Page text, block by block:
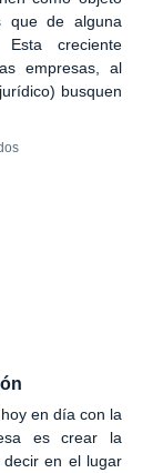
que de alguna
creciente
empresas, al
busquen
en día con la
es crear la
en el lugar